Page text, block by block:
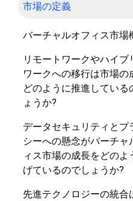
市場の定義
バーチャルオフィス市場
リモートワークやハイブ
ワークへの移行は市場の
どのように推進している
ょうか?
データセキュリティとプ
シーへの懸念がバーチャ
ィス市場の成長をどのよ
げているのでしょうか?
先進テクノロジーの統合